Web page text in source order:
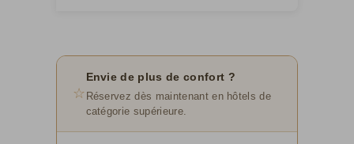
☆
Envie de plus de confort ?
Réservez dès maintenant en hôtels de
catégorie supérieure.